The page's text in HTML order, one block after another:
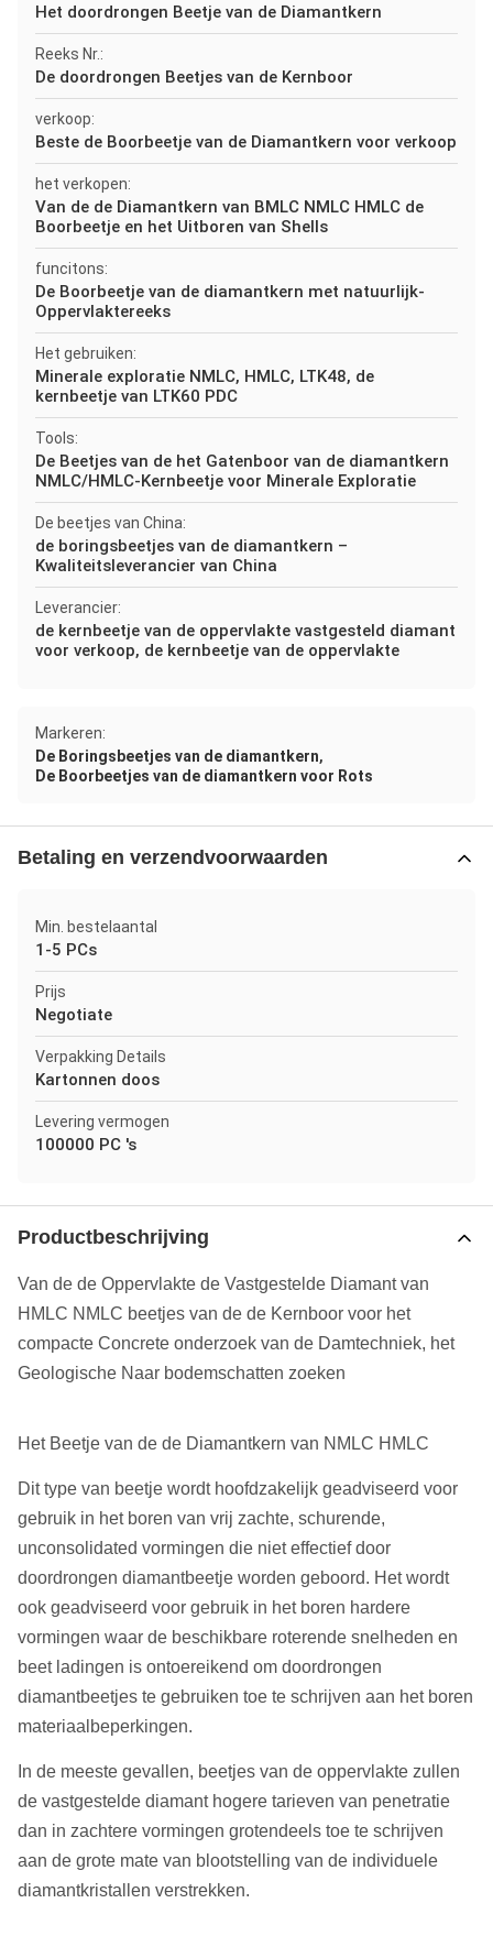
Het doordrongen Beetje van de Diamantkern
Reeks Nr.:
De doordrongen Beetjes van de Kernboor
verkoop:
Beste de Boorbeetje van de Diamantkern voor verkoop
het verkopen:
Van de de Diamantkern van BMLC NMLC HMLC de
Boorbeetje en het Uitboren van Shells
funcitons:
De Boorbeetje van de diamantkern met natuurlijk-
Oppervlaktereeks
Het gebruiken:
Minerale exploratie NMLC, HMLC, LTK48, de
kernbeetje van LTK60 PDC
Tools:
De Beetjes van de het Gatenboor van de diamantkern
NMLC/HMLC-Kernbeetje voor Minerale Exploratie
De beetjes van China:
de boringsbeetjes van de diamantkern –
Kwaliteitsleverancier van China
Leverancier:
de kernbeetje van de oppervlakte vastgesteld diamant
voor verkoop, de kernbeetje van de oppervlakte
Markeren:
De Boringsbeetjes van de diamantkern,
De Boorbeetjes van de diamantkern voor Rots
Betaling en verzendvoorwaarden
Min. bestelaantal
1-5 PCs
Prijs
Negotiate
Verpakking Details
Kartonnen doos
Levering vermogen
100000 PC 's
Productbeschrijving
Van de de Oppervlakte de Vastgestelde Diamant van
HMLC NMLC beetjes van de de Kernboor voor het
compacte Concrete onderzoek van de Damtechniek, het
Geologische Naar bodemschatten zoeken
Het Beetje van de de Diamantkern van NMLC HMLC
Dit type van beetje wordt hoofdzakelijk geadviseerd voor
gebruik in het boren van vrij zachte, schurende,
unconsolidated vormingen die niet effectief door
doordrongen diamantbeetje worden geboord. Het wordt
ook geadviseerd voor gebruik in het boren hardere
vormingen waar de beschikbare roterende snelheden en
beet ladingen is ontoereikend om doordrongen
diamantbeetjes te gebruiken toe te schrijven aan het boren
materiaalbeperkingen.
In de meeste gevallen, beetjes van de oppervlakte zullen
de vastgestelde diamant hogere tarieven van penetratie
dan in zachtere vormingen grotendeels toe te schrijven
aan de grote mate van blootstelling van de individuele
diamantkristallen verstrekken.